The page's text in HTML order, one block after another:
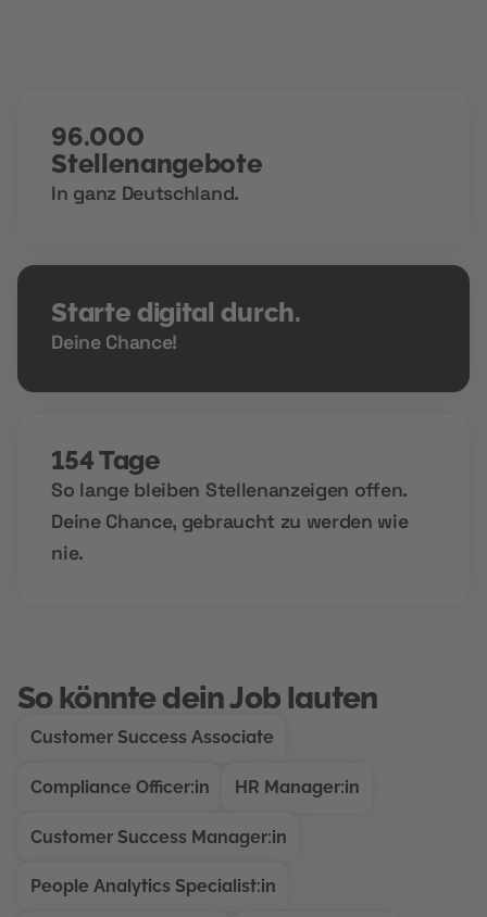
96.000
Stellenangebote
In ganz Deutschland.
Starte digital durch.
Deine Chance!
154 Tage
So lange bleiben Stellenanzeigen offen.
Deine Chance, gebraucht zu werden wie
nie.
So könnte dein Job lauten
Customer Success Associate
Compliance Officer:in HR Manager:in
Customer Success Manager:in
People Analytics Specialist:in